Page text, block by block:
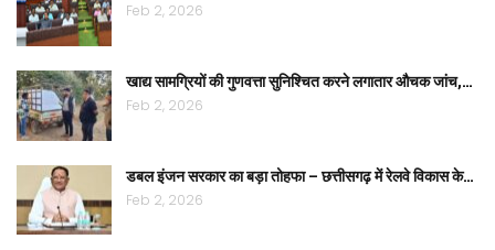
Feb 2, 2026
खाद्य सामग्रियों की गुणवत्ता सुनिश्चित करने लगातार औचक जांच,…
Feb 2, 2026
डबल इंजन सरकार का बड़ा तोहफा – छत्तीसगढ़ में रेलवे विकास के…
Feb 2, 2026